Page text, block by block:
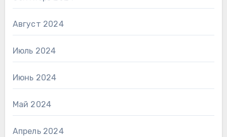
Август 2024
Июль 2024
Июнь 2024
Май 2024
Апрель 2024